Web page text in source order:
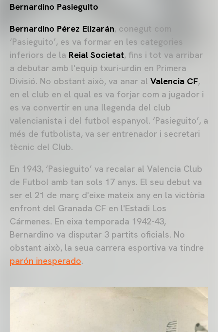
Bernardino Pasieguito
Bernardino Pérez Elizarán, conegut com
‘Pasieguito’, es va formar en les categories
inferiors de la Reial Societat, fins i tot va arribar
a debutar amb l'equip txuri-urdin en Primera
Divisió. No obstant això, va anar al Valencia CF,
en el club en el qual es va forjar com a jugador i
es va convertir en una llegenda del club
valencianista i del futbol espanyol. ‘Pasieguito’, a
més de futbolista, va ser entrenador i secretari
tècnic del Club.
En 1943, ‘Pasieguito’ va recalar al Valencia Club
de Futbol amb tan sols 17 anys. El seu debut va
ser el 21 de març d'eixe mateix any en la victòria
enfront del Granada CF en l'Estadi Los
Cármenes. En eixa temporada 1942-43,
Bernardino va disputar 3 partits oficials. No
obstant això, la seua carrera esportiva va tindre
parón inesperado.